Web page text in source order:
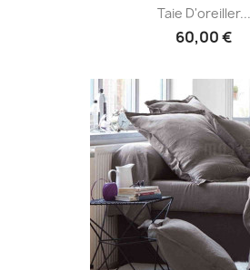
Taie D'oreiller...
60,00 €